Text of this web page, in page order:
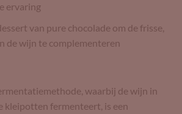
ervaring
van pure chocolade om de frisse,
de wijn te complementeren
waarbij de wijn in
kleipotten fermenteert, is een